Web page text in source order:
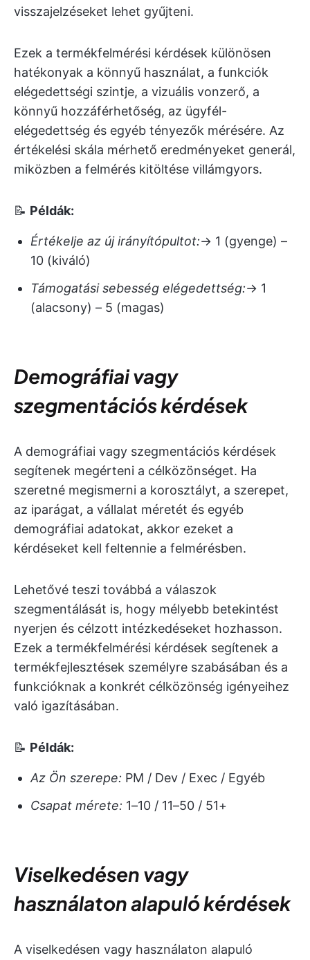
visszajelzéseket lehet gyűjteni.
Ezek a termékfelmérési kérdések különösen
hatékonyak a könnyű használat, a funkciók
elégedettségi szintje, a vizuális vonzerő, a
könnyű hozzáférhetőség, az ügyfél-
elégedettség és egyéb tényezők mérésére. Az
értékelési skála mérhető eredményeket generál,
miközben a felmérés kitöltése villámgyors.
📝 Példák:
Értékelje az új irányítópultot:→ 1 (gyenge) –
10 (kiváló)
Támogatási sebesség elégedettség:→ 1
(alacsony) – 5 (magas)
Demográfiai vagy
szegmentációs kérdések
A demográfiai vagy szegmentációs kérdések
segítenek megérteni a célközönséget. Ha
szeretné megismerni a korosztályt, a szerepet,
az iparágat, a vállalat méretét és egyéb
demográfiai adatokat, akkor ezeket a
kérdéseket kell feltennie a felmérésben.
Lehetővé teszi továbbá a válaszok
szegmentálását is, hogy mélyebb betekintést
nyerjen és célzott intézkedéseket hozhasson.
Ezek a termékfelmérési kérdések segítenek a
termékfejlesztések személyre szabásában és a
funkcióknak a konkrét célközönség igényeihez
való igazításában.
📝 Példák:
Az Ön szerepe: PM / Dev / Exec / Egyéb
Csapat mérete: 1–10 / 11–50 / 51+
Viselkedésen vagy
használaton alapuló kérdések
A viselkedésen vagy használaton alapuló